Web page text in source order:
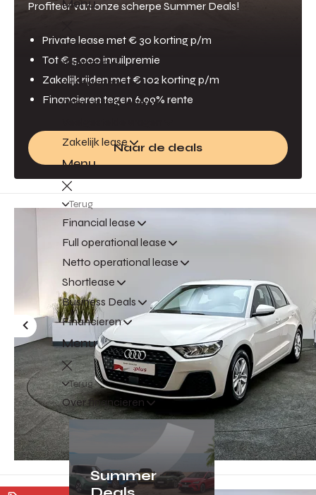
Menu
Terug
Voorraad
Actieaanbod
Over private lease
Zakelijk lease
Menu
Terug
Financial lease
Full operational lease
Netto operational lease
Shortlease
Business Deals
Financieren
Menu
Terug
Over financieren
Summer
Profiteer van onze scherpe Summer Deals!
Private lease met € 30 korting p/m
Tot € 5.000 inruilpremie
Zakelijk rijden met € 102 korting p/m
Financieren tegen 6,99% rente
Naar de deals